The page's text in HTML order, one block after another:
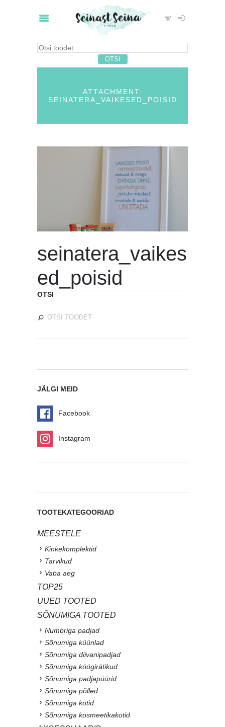
ATTACHMENT:
SEINATERA_VAIKESED_POISID
seinatera_vaikes
ed_poisid
OTSI
JÄLGI MEID
Facebook
Instagram
TOOTEKATEGOORIAD
MEESTELE
Kinkekomplektid
Tarvikud
Vaba aeg
TOP25
UUED TOOTED
SÕNUMIGA TOOTED
Numbriga padjad
Sõnumiga küünlad
Sõnumiga diivanipadjad
Sõnumiga köögirätikud
Sõnumiga padjapüürid
Sõnumiga põlled
Sõnumiga kotid
Sõnumiga kosmeetikakotid